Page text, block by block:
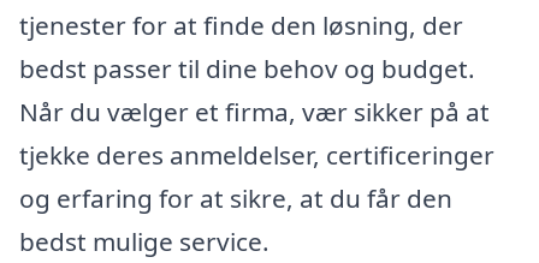
tjenester for at finde den løsning, der
bedst passer til dine behov og budget.
Når du vælger et firma, vær sikker på at
tjekke deres anmeldelser, certificeringer
og erfaring for at sikre, at du får den
bedst mulige service.